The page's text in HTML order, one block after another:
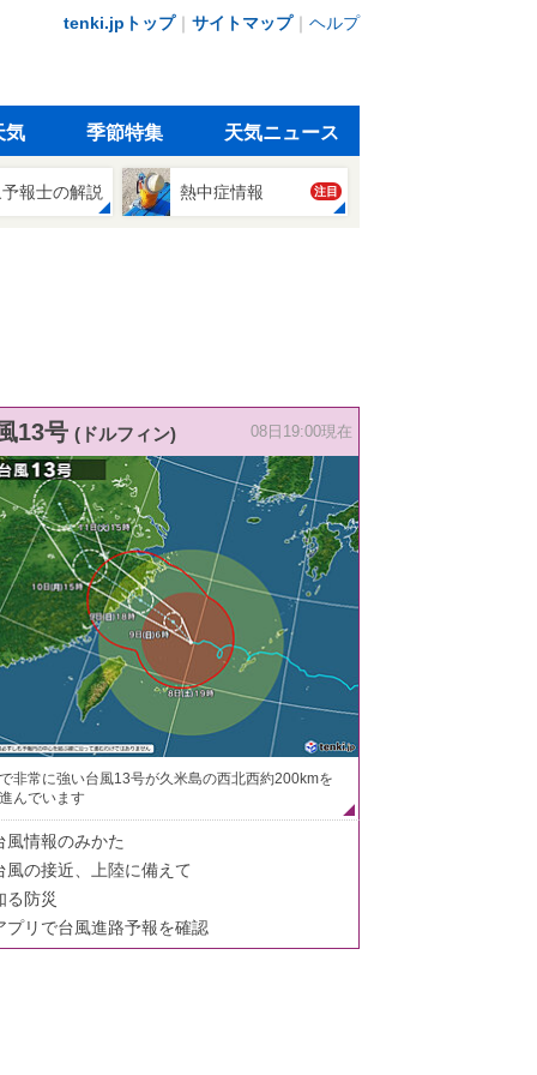
tenki.jpトップ｜ サイトマップ｜ ヘルプ
気 季節特集 天気ニュース
報士の解説 熱中症情報 注目
13号 (ドルフィン) 08日19:00現在
非常に強い台風13号が久米島の西北西約200kmを
んでいます
風情報のみかた
風の接近、上陸に備えて
る防災
プリで台風進路予報を確認